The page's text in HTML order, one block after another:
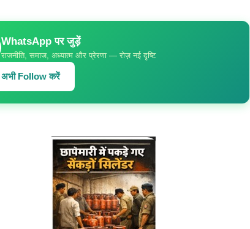
WhatsApp पर जुड़ें
राजनीति, समाज, अध्यात्म और प्रेरणा — रोज़ नई दृष्टि
अभी Follow करें